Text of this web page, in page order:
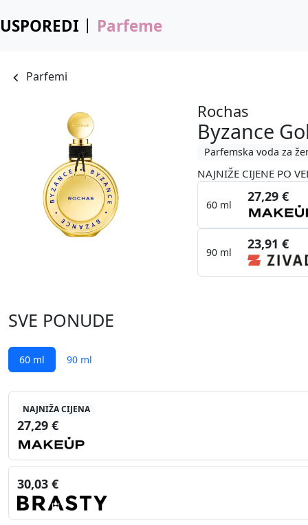
USPOREDI Parfeme
Parfemi
Rochas
Byzance
Parfemska voda za
NAJNIŽE CIJENE PO
60 ml
27,29 €
90 ml
23,91 €
SVE PONUDE
60 ml 90 ml
NAJNIŽA CIJENA
27,29 €
30,03 €